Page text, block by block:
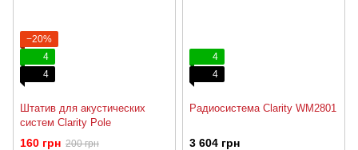
−20%
4
4
Штатив для акустических
систем Clarity Pole
160 грн 200 грн
4
4
Радиосистема Clarity WM2801
3 604 грн